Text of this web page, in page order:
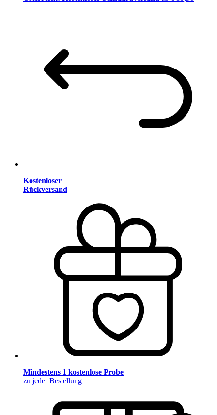
Kostenloser
Rückversand
Mindestens 1 kostenlose Probe
zu jeder Bestellung